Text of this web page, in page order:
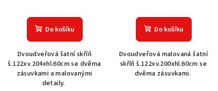
Do košíku
Dvoudveřová šatní skříň
š.122xv.204xhl.60cm se dvěma
zásuvkami a malovanými
detaily.
Do košíku
Dvoudveřová malovaná šatní
skříň š.122xv.200xhl.60cm se
dvěma zásuvkami.